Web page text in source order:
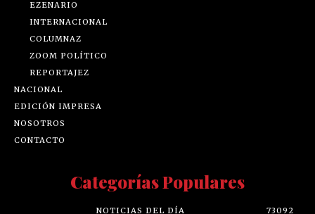
EZENARIO
INTERNACIONAL
COLUMNAZ
ZOOM POLÍTICO
REPORTAJEZ
NACIONAL
EDICIÓN IMPRESA
NOSOTROS
CONTACTO
Categorías Populares
NOTICIAS DEL DÍA 73092